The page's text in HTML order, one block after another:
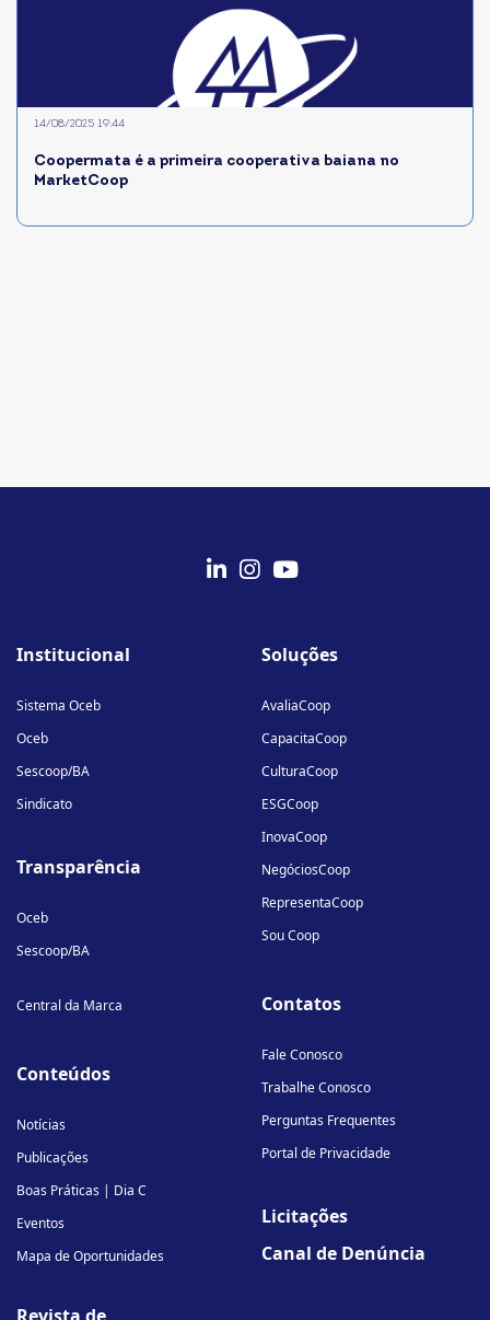
Coopermata é a primeira cooperativa baiana no
MarketCoop
14/08/2025 19:44
linkedin-
instagram
youtube
Institucional
Sistema Oceb
Oceb
Sescoop/BA
Sindicato
Transparência
Oceb
Sescoop/BA
Central da Marca
Conteúdos
Notícias
Publicações
Boas Práticas | Dia C
Eventos
Mapa de Oportunidades
Revista de
Soluções
AvaliaCoop
CapacitaCoop
CulturaCoop
ESGCoop
InovaCoop
NegóciosCoop
RepresentaCoop
Sou Coop
Contatos
Fale Conosco
Trabalhe Conosco
Perguntas Frequentes
Portal de Privacidade
Licitações
Canal de Denúncia